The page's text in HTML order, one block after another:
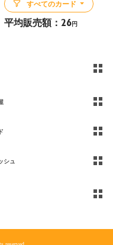
すべてのカード
平均販売額： 26円
シュ
reserved.